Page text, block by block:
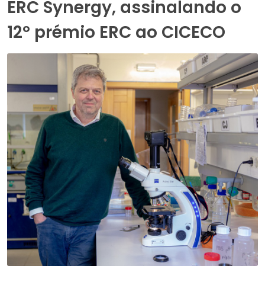
ERC Synergy, assinalando o
12º prémio ERC ao CICECO